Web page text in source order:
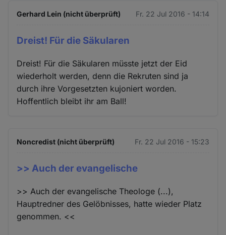
Gerhard Lein (nicht überprüft) Fr. 22 Jul 2016 - 14:14
Dreist! Für die Säkularen
Dreist! Für die Säkularen müsste jetzt der Eid
wiederholt werden, denn die Rekruten sind ja
durch ihre Vorgesetzten kujoniert worden.
Hoffentlich bleibt ihr am Ball!
Noncredist (nicht überprüft) Fr. 22 Jul 2016 - 15:23
>> Auch der evangelische
>> Auch der evangelische Theologe (...),
Hauptredner des Gelöbnisses, hatte wieder Platz
genommen. <<